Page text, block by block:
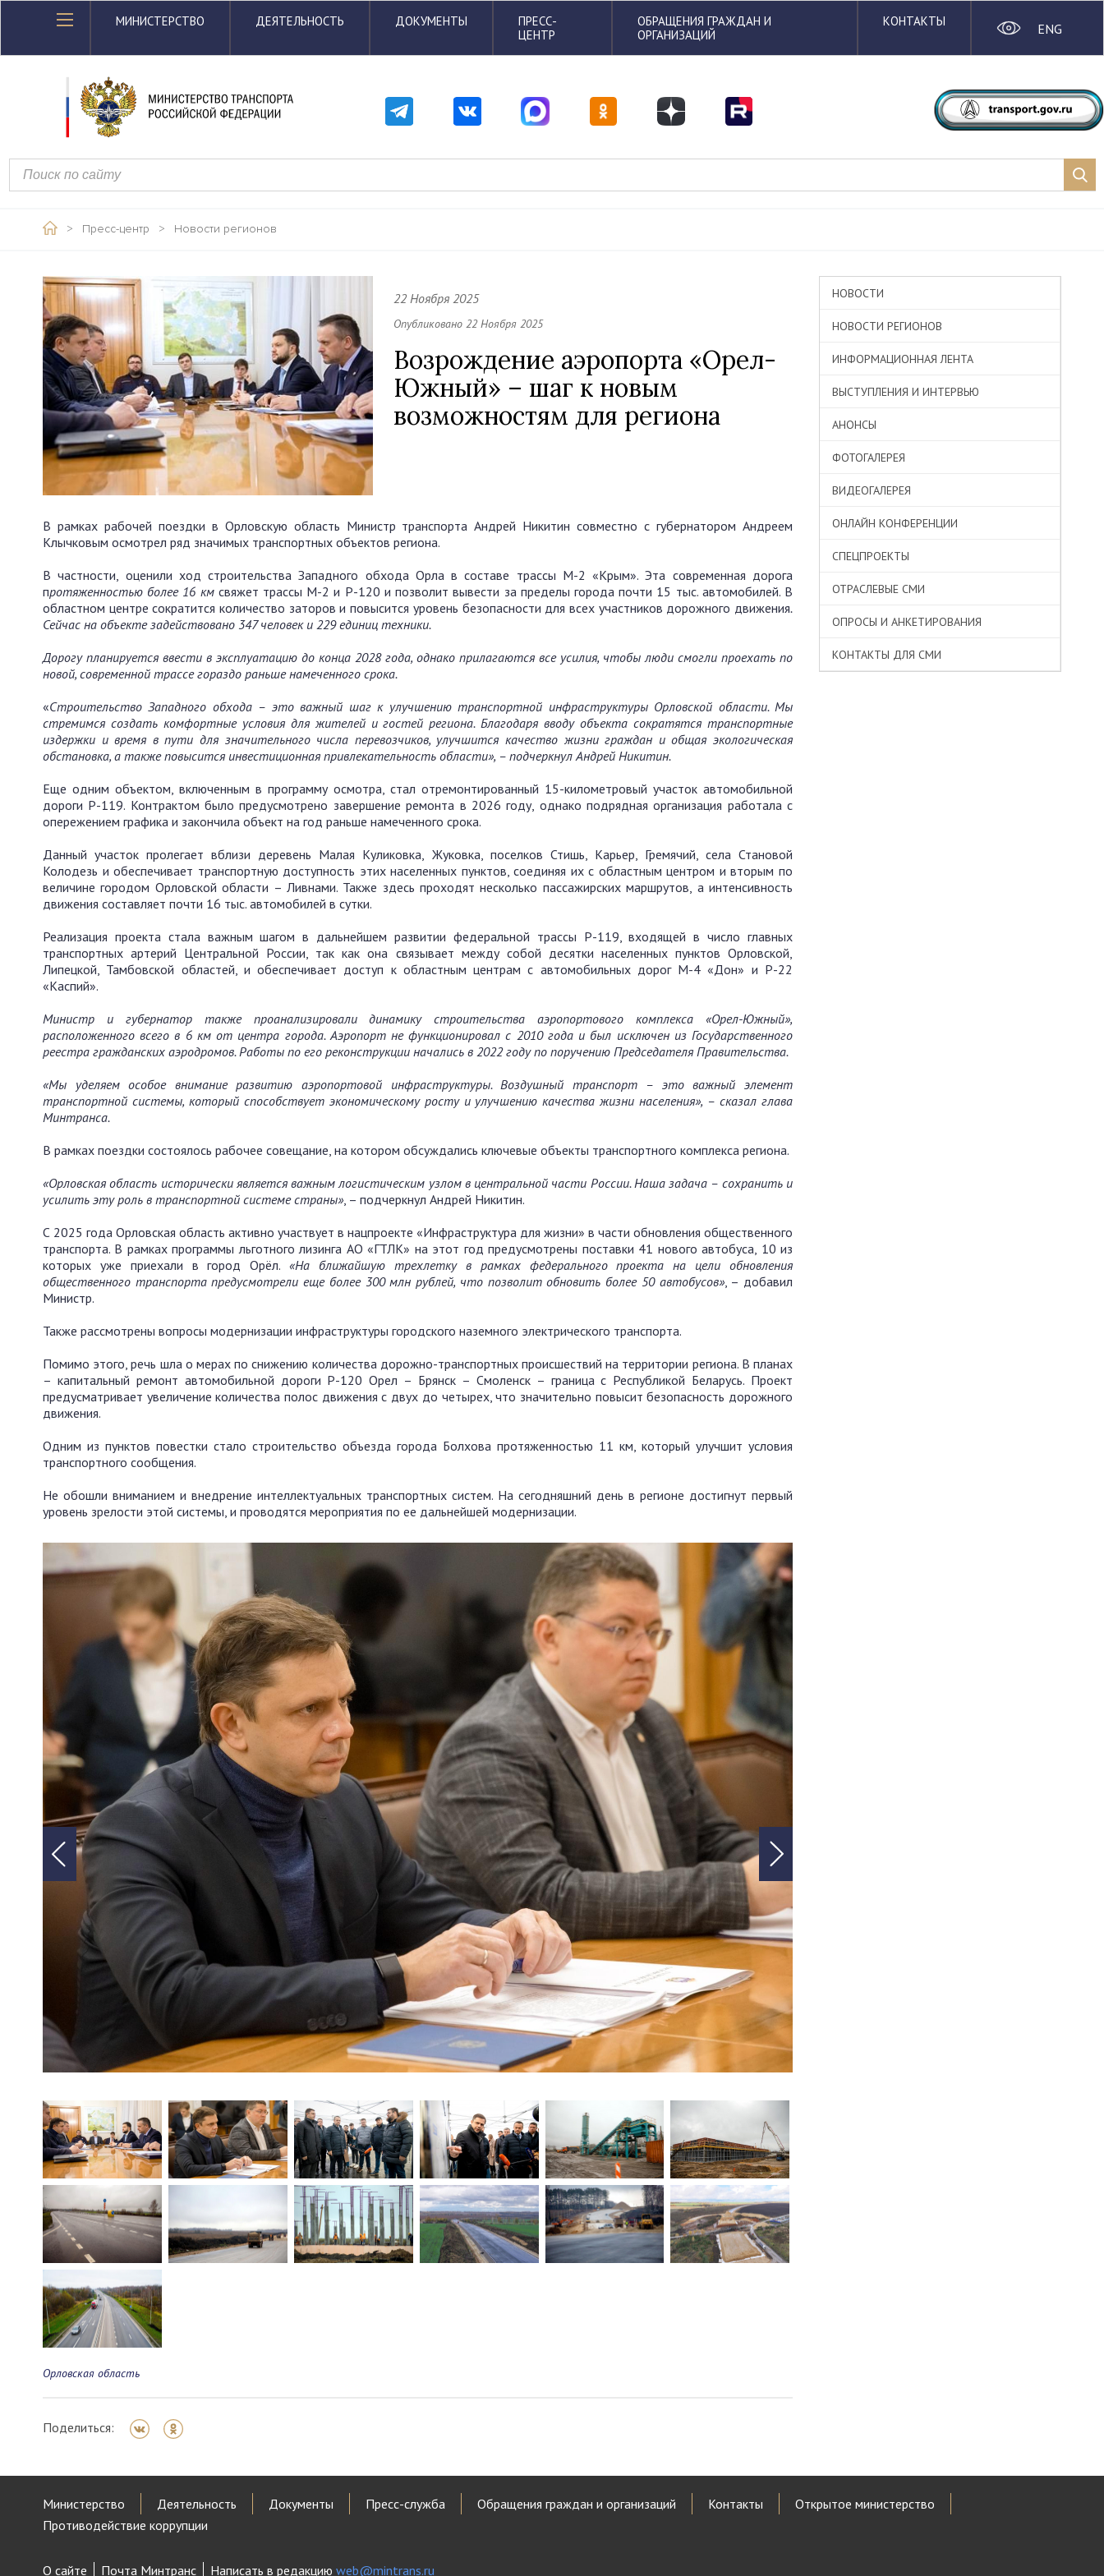
МИНИСТЕРСТВО ДЕЯТЕЛЬНОСТЬ ДОКУМЕНТЫ
ПРЕСС-
ЦЕНТР
ОБРАЩЕНИЯ ГРАЖДАН И
ОРГАНИЗАЦИЙ
КОНТАКТЫ ENG
> Пресс-центр > Новости регионов
22 Ноября 2025
Опубликовано 22 Ноября 2025
Возрождение аэропорта «Орел-
Южный» – шаг к новым
возможностям для региона
В рамках рабочей поездки в Орловскую область Министр транспорта Андрей Никитин совместно с губернатором Андреем
Клычковым осмотрел ряд значимых транспортных объектов региона.
В частности, оценили ход строительства Западного обхода Орла в составе трассы М-2 «Крым». Эта современная дорога
протяженностью более 16 кмсвяжет трассы М-2 и Р-120 и позволит вывести за пределы города почти 15 тыс. автомобилей. В
областном центре сократится количество заторов и повысится уровень безопасности для всех участников дорожного движения.
Сейчас на объекте задействовано 347 человек и 229 единиц техники.
Дорогу планируется ввести в эксплуатацию до конца 2028 года, однако прилагаются все усилия, чтобы люди смогли проехать по
новой, современной трассе гораздо раньше намеченного срока.
«Строительство Западного обхода – это важный шаг к улучшению транспортной инфраструктуры Орловской области. Мы
стремимся создать комфортные условия для жителей и гостей региона. Благодаря вводу объектасократятся транспортные
издержки и время в пути для значительного числа перевозчиков, улучшится качество жизни граждан и общая экологическая
обстановка, а также повысится инвестиционная привлекательность области», – подчеркнул Андрей Никитин.
Еще одним объектом, включенным в программу осмотра, стал отремонтированный 15-километровый участок автомобильной
дороги Р-119. Контрактом было предусмотрено завершение ремонта в 2026 году, однако подрядная организация работала с
опережением графика и закончила объект на год раньше намеченного срока.
Данный участок пролегает вблизи деревень Малая Куликовка, Жуковка, поселков Стишь, Карьер, Гремячий, села Становой
Колодезь и обеспечивает транспортную доступность этих населенных пунктов, соединяя их с областным центром и вторым по
величине городом Орловской области – Ливнами. Также здесь проходят несколько пассажирских маршрутов, а интенсивность
движения составляет почти 16 тыс. автомобилей в сутки.
Реализация проекта стала важным шагом в дальнейшем развитии федеральной трассы Р-119, входящей в число главных
транспортных артерий Центральной России, так как она связывает между собой десятки населенных пунктов Орловской,
Липецкой, Тамбовской областей, и обеспечивает доступ к областным центрам с автомобильных дорог М-4 «Дон» и Р-22
«Каспий».
Министр и губернатор также проанализировали динамику строительства аэропортового комплекса «Орел-Южный»,
расположенного всего в 6 км от центра города. Аэропорт не функционировал с 2010 года и был исключен из Государственного
реестра гражданских аэродромов. Работы по его реконструкции начались в 2022 году по поручению Председателя Правительства.
«Мы уделяем особое внимание развитию аэропортовой инфраструктуры. Воздушный транспорт – это важный элемент
транспортной системы, который способствует экономическому росту и улучшению качества жизни населения», – сказал глава
Минтранса.
В рамках поездки состоялось рабочее совещание, на котором обсуждались ключевые объекты транспортного комплекса региона.
«Орловская область исторически является важным логистическим узлом в центральной части России. Наша задача – сохранить и
усилить эту роль в транспортной системе страны», – подчеркнул Андрей Никитин.
С 2025 года Орловская область активно участвует в нацпроекте «Инфраструктура для жизни» в части обновления общественного
транспорта. В рамках программы льготного лизинга АО «ГТЛК» на этот год предусмотрены поставки 41 нового автобуса, 10 из
которых уже приехали в город Орёл.«На ближайшую трехлетку в рамках федерального проекта на цели обновления
общественного транспорта предусмотрели еще более 300 млн рублей, что позволит обновить более 50 автобусов», – добавил
Министр.
Также рассмотрены вопросы модернизации инфраструктуры городского наземного электрического транспорта.
Помимо этого, речь шла о мерах по снижению количества дорожно-транспортных происшествий на территории региона. В планах
– капитальный ремонт автомобильной дороги Р-120 Орел – Брянск – Смоленск – граница с Республикой Беларусь. Проект
предусматривает увеличение количества полос движения с двух до четырех, что значительно повысит безопасность дорожного
движения.
Одним из пунктов повестки стало строительство объезда города Болхова протяженностью 11 км, который улучшит условия
транспортного сообщения.
Не обошли вниманием и внедрение интеллектуальных транспортных систем. На сегодняшний день в регионе достигнут первый
уровень зрелости этой системы, и проводятся мероприятия по ее дальнейшей модернизации.
Орловская область
Поделиться:
НОВОСТИ
НОВОСТИ РЕГИОНОВ
ИНФОРМАЦИОННАЯ ЛЕНТА
ВЫСТУПЛЕНИЯ И ИНТЕРВЬЮ
АНОНСЫ
ФОТОГАЛЕРЕЯ
ВИДЕОГАЛЕРЕЯ
ОНЛАЙН КОНФЕРЕНЦИИ
СПЕЦПРОЕКТЫ
ОТРАСЛЕВЫЕ СМИ
ОПРОСЫ И АНКЕТИРОВАНИЯ
КОНТАКТЫ ДЛЯ СМИ
Министерство Деятельность Документы Пресс-служба Обращения граждан и организаций Контакты
Открытое министерство
Противодействие коррупции
О сайте Почта Минтранс Написать в редакцию web@mintrans.ru